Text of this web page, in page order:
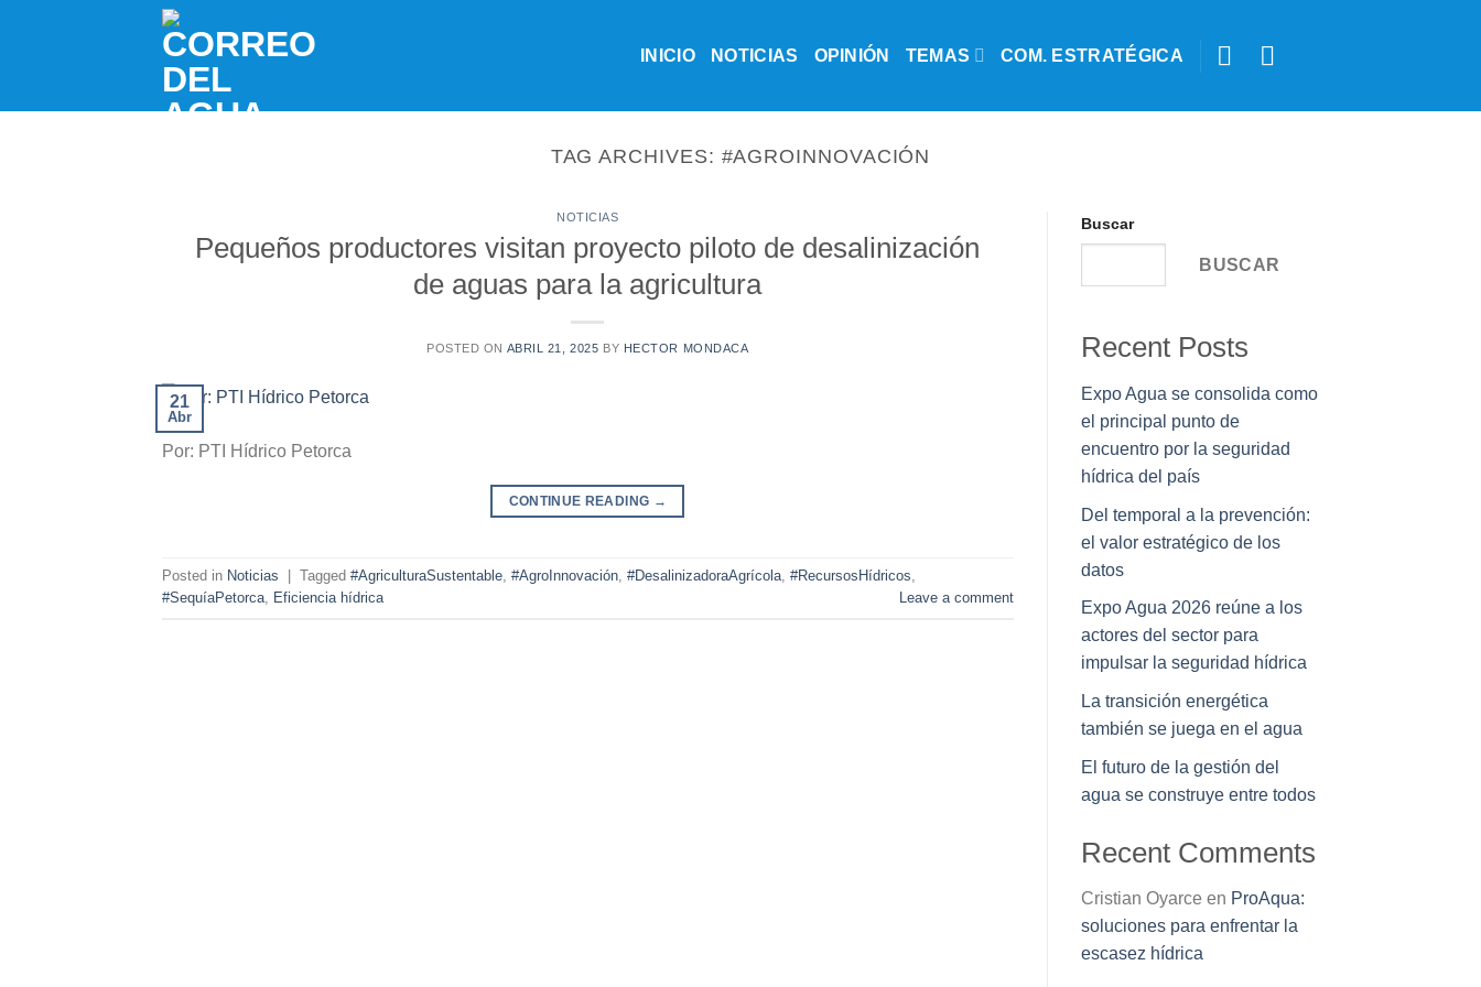
INICIO NOTICIAS OPINIÓN TEMAS COM. ESTRATÉGICA
TAG ARCHIVES: #AGROINNOVACIÓN
NOTICIAS
Pequeños productores visitan proyecto piloto de desalinización
de aguas para la agricultura
POSTED ON ABRIL 21, 2025 BY HECTOR MONDACA
21
Abr
Por: PTI Hídrico Petorca
CONTINUE READING →
Posted in Noticias Tagged #AgriculturaSustentable, #AgroInnovación, #DesalinizadoraAgrícola, #RecursosHídricos,
#SequíaPetorca, Eficiencia hídrica Leave a comment
Buscar
BUSCAR
Recent Posts
Expo Agua se consolida como
el principal punto de
encuentro por la seguridad
hídrica del país
Del temporal a la prevención:
el valor estratégico de los
datos
Expo Agua 2026 reúne a los
actores del sector para
impulsar la seguridad hídrica
La transición energética
también se juega en el agua
El futuro de la gestión del
agua se construye entre todos
Recent Comments
Cristian Oyarce en ProAqua:
soluciones para enfrentar la
escasez hídrica